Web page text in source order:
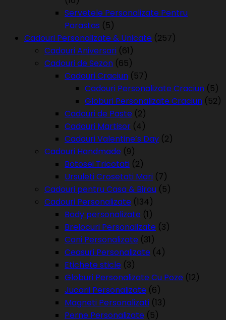
Servetele Personalizate Pentru
Parastas (5)
Cadouri Personalizate & Unicate (257)
Cadouri Aniversari (61)
Cadouri de Sezon (65)
Cadouri Craciun (57)
Cadouri Personalizate Craciun (5)
Globuri Personalizate Craciun (52)
Cadouri de Paste (2)
Cadouri Martisor (4)
Cadouri Valentine’s Day (2)
Cadouri Handmade (9)
Botosei Tricotati (2)
Ursuleti Crosetati Mari (7)
Cadouri pentru Casa & Birou (5)
Cadouri Personalizate (134)
Body personalizate (1)
Brelocuri Personalizate (3)
Cani Personalizate (31)
Ceasuri Personalizate (4)
Etichete sticle (3)
Globuri Personalizate Cu Poze (12)
Jucarii Personalizate (6)
Magneti Personalizati (13)
Perne Personalizate (5)